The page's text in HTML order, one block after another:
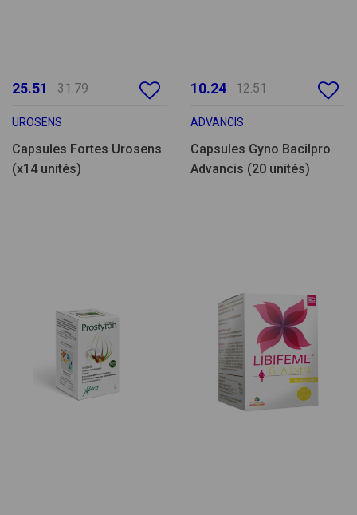
25.51 31.79
UROSENS
Capsules Fortes Urosens
(x14 unités)
10.24 12.51
ADVANCIS
Capsules Gyno Bacilpro
Advancis (20 unités)